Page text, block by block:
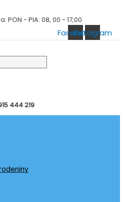
- PIA: 08, 00 - 17,00
Facebook
Instagram
444 219